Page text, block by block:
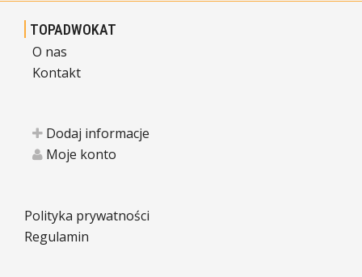
TOPADWOKAT
O nas
Kontakt
Dodaj informacje
Moje konto
Polityka prywatności
Regulamin